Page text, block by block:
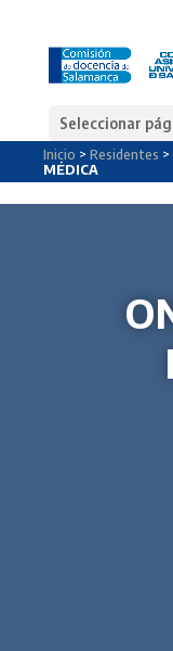
Seleccionar
Inicio > Residentes >
MÉDICA